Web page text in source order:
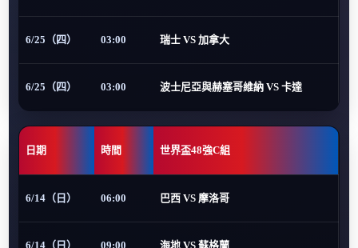
6/25（四） 03:00 瑞士 VS 加拿大
6/25（四） 03:00 波士尼亞與赫塞哥維納 VS 卡達
日期 時間 世界盃48強C組
6/14（日） 06:00 巴西 VS 摩洛哥
6/14（日） 09:00 海地 VS 蘇格蘭